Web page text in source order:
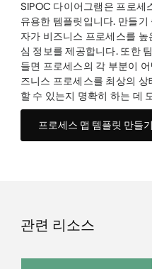
SIPOC 다이어그램은 프로세
유용한 템플릿입니다. 만들기
자가 비즈니스 프로세스를
심 정보를 제공합니다. 또한
들면 프로세스의 각 부분이
즈니스 프로세스를 최상의
할 수 있는지 명확히 하는 데
프로세스 맵 템플릿 만들기
관련 리소스